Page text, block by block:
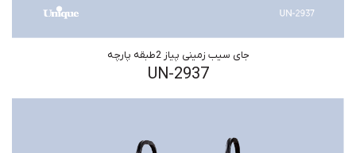
جای سیب زمینی پیاز 2طبقه پارچه
UN-2937